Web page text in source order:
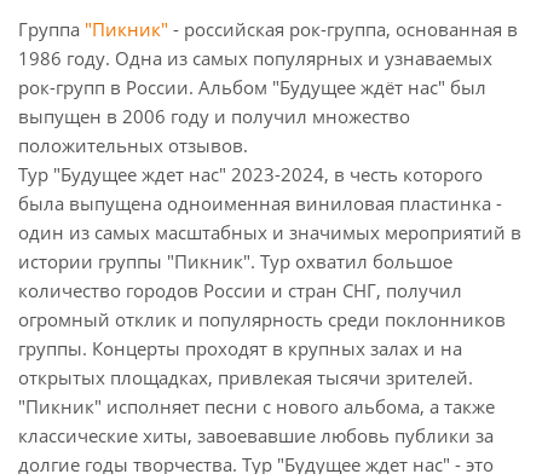
Группа "Пикник" - российская рок-группа, основанная в
1986 году. Одна из самых популярных и узнаваемых
рок-групп в России. Альбом "Будущее ждёт нас" был
выпущен в 2006 году и получил множество
положительных отзывов.
Тур "Будущее ждет нас" 2023-2024, в честь которого
была выпущена одноименная виниловая пластинка -
один из самых масштабных и значимых мероприятий в
истории группы "Пикник". Тур охватил большое
количество городов России и стран СНГ, получил
огромный отклик и популярность среди поклонников
группы. Концерты проходят в крупных залах и на
открытых площадках, привлекая тысячи зрителей.
"Пикник" исполняет песни с нового альбома, а также
классические хиты, завоевавшие любовь публики за
долгие годы творчества. Тур "Будущее ждет нас" - это